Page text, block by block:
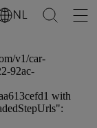
NL
v1/car-
92ac-
with